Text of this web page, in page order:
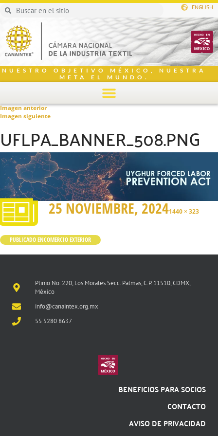
ENGLISH
NUESTRO OBJETIVO MÉXICO, NUESTRA
META EL MUNDO.
Imagen anterior
Imagen siguiente
UFLPA_BANNER_508.PNG
25 NOVIEMBRE, 20241440 × 323
PUBLICADO ENCOMERCIO EXTERIOR
Plinio No. 220, Los Morales Secc. Palmas, C.P. 11510, CDMX,
México
info@canaintex.org.mx
55 5280 8637
BENEFICIOS PARA SOCIOS
CONTACTO
AVISO DE PRIVACIDAD